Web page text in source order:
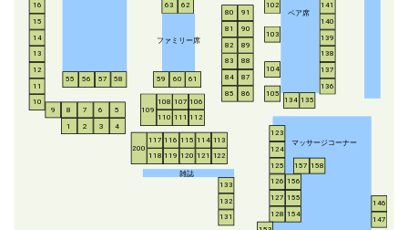
ファミリー席
ペア席
マッサージコーナー
雑誌
1 2 3 4
5
6
7
8
9
10
11
12
13
14
15
16
55 56 57 58 59 60 61
62
63
80
81
82
83
84
85 86
87
88
89
90
91
102
103
104
105
106
107
108
109
110 111 112
113
114
115
116
117
118 119 120 121 122
123
124
125
126
127
128
131
132
133
134 135
136
137
138
139
140
141
146
147
154
155
156
157 158
200